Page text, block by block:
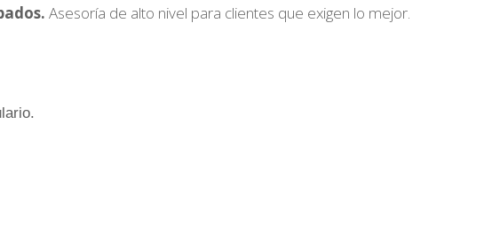
Asesoría de alto nivel para clientes que exigen lo mejor.